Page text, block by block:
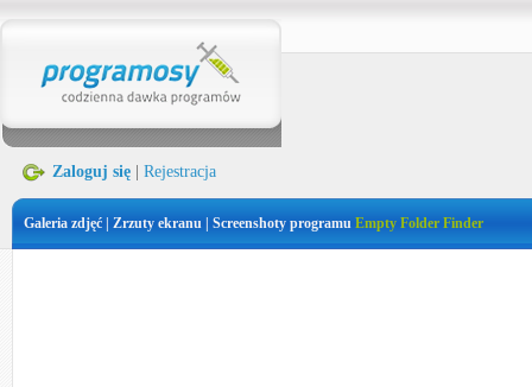
Zaloguj się Rejestracja
Galeria zdjęć | Zrzuty ekranu | Screenshoty programu Empty Folder Finder